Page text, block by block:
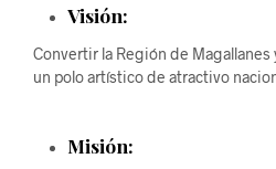
Visión:
Convertir la Región de Magallanes
un polo artístico de atractivo
Misión: